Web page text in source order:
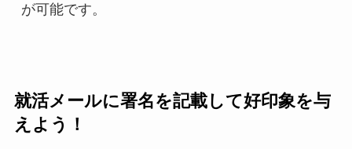
が可能です。
就活メールに署名を記載して好印象を与
えよう！